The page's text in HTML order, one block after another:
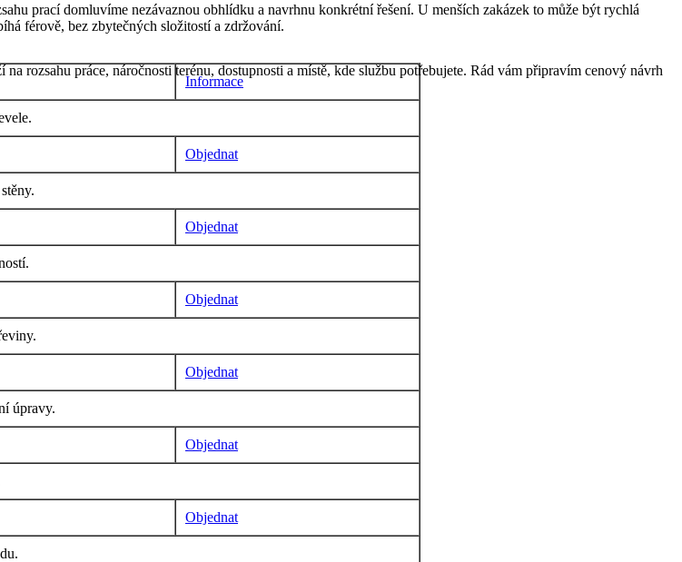
prací domluvíme nezávaznou obhlídku a navrhnu konkrétní řešení. U menších zakázek to může být rychlá
férově, bez zbytečných složitostí a zdržování.
rozsahu práce, náročnosti terénu, dostupnosti a místě, kde službu potřebujete. Rád vám připravím cenový návrh
Informace
Objednat
Objednat
Objednat
Objednat
úpravy.
Objednat
Objednat